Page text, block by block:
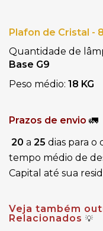
Plafon de Cristal -
Quantidade de
Base G9
Peso médio: 18 KG
Prazos de envio 🚛
20 a 25 dias para o
tempo médio de
Capital até sua
Veja também
Relacionados 💡